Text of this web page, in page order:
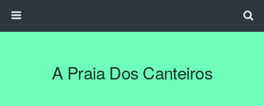
A Praia Dos Canteiros